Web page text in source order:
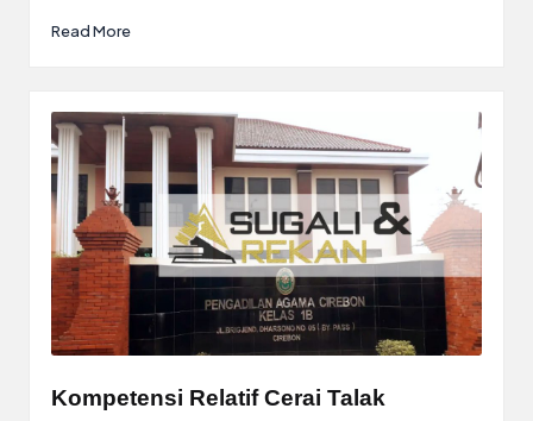
Read More
Kompetensi Relatif Cerai Talak